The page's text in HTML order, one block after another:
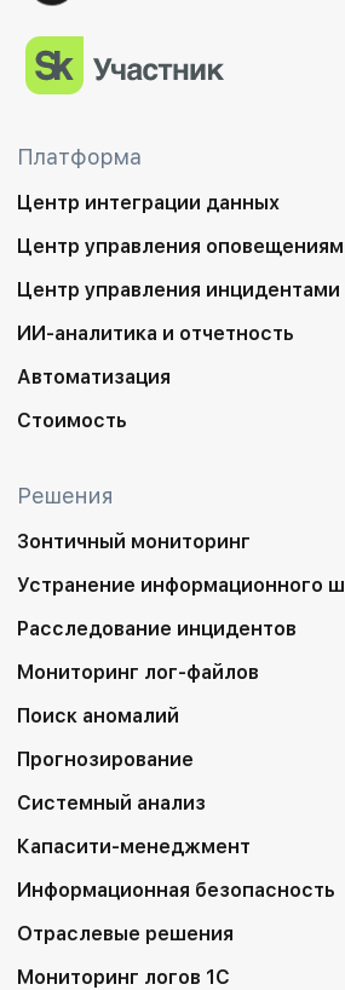
Платформа
Центр интеграции данных
Центр управления
Центр управления инцидентами
ИИ-аналитика и отчетность
Автоматизация
Стоимость
Решения
Зонтичный мониторинг
Устранение информационного
Расследование инцидентов
Мониторинг лог-файлов
Поиск аномалий
Прогнозирование
Системный анализ
Капасити-менеджмент
Информационная безопасность
Отраслевые решения
Мониторинг логов 1С